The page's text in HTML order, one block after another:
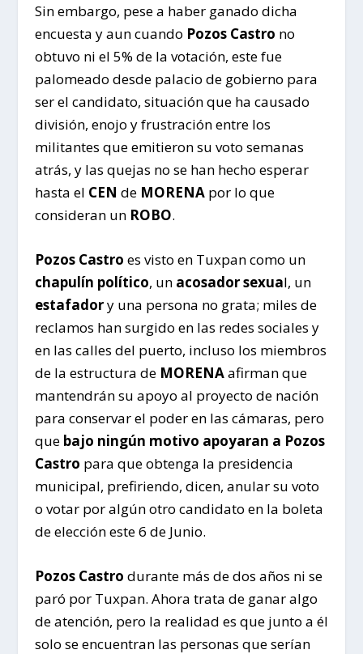
Sin embargo, pese a haber ganado dicha
encuesta y aun cuando Pozos Castro no
obtuvo ni el 5% de la votación, este fue
palomeado desde palacio de gobierno para
ser el candidato, situación que ha causado
división, enojo y frustración entre los
militantes que emitieron su voto semanas
atrás, y las quejas no se han hecho esperar
hasta el CEN de MORENApor lo que
consideran un ROBO.
Pozos Castro es visto en Tuxpan como un
chapulín político, un acosador sexual, un
estafadory una persona no grata; miles de
reclamos han surgido en las redes sociales y
en las calles del puerto, incluso los miembros
de la estructura de MORENAafirman que
mantendrán su apoyo al proyecto de nación
para conservar el poder en las cámaras, pero
que bajo ningún motivo apoyaran a Pozos
Castro para que obtenga la presidencia
municipal, prefiriendo, dicen, anular su voto
o votar por algún otro candidato en la boleta
de elección este 6 de Junio.
Pozos Castro durante más de dos años ni se
paró por Tuxpan. Ahora trata de ganar algo
de atención, pero la realidad es que junto a él
solo se encuentran las personas que serían